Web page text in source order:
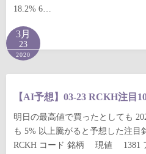
18.2% 6…
3月
23
2020
【AI予想】03-23 RCKH注目
明日の最高値で買ったとしても
も 5% 以上騰がると予想した注目
RCKH コード 銘柄 現値 1381